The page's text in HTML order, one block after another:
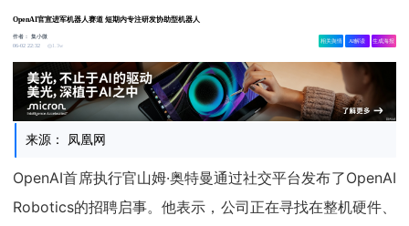
OpenAI官宣进军机器人赛道 短期内专注研发协助型机器人
作者：集小微
06-02 22:32
1.3w
相关舆情 AI解读 生成海报
来源： 凤凰网
OpenAI首席执行官山姆·奥特曼通过社交平台发布了OpenAI
Robotics的招聘启事。他表示，公司正在寻找在整机硬件、